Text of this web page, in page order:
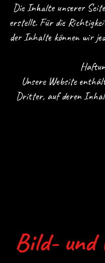
Die Inhalte unserer
erstellt. Für die
der Inhalte können wir
Unsere Website
Dritter, auf deren
Bild- und